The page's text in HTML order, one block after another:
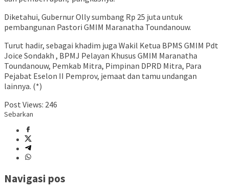
Diketahui, Gubernur Olly sumbang Rp 25 juta untuk
pembangunan Pastori GMIM Maranatha Toundanouw.
Turut hadir, sebagai khadim juga Wakil Ketua BPMS GMIM Pdt
Joice Sondakh , BPMJ Pelayan Khusus GMIM Maranatha
Toundanouw, Pemkab Mitra, Pimpinan DPRD Mitra, Para
Pejabat Eselon II Pemprov, jemaat dan tamu undangan
lainnya. (*)
Post Views: 246
Sebarkan
Navigasi pos